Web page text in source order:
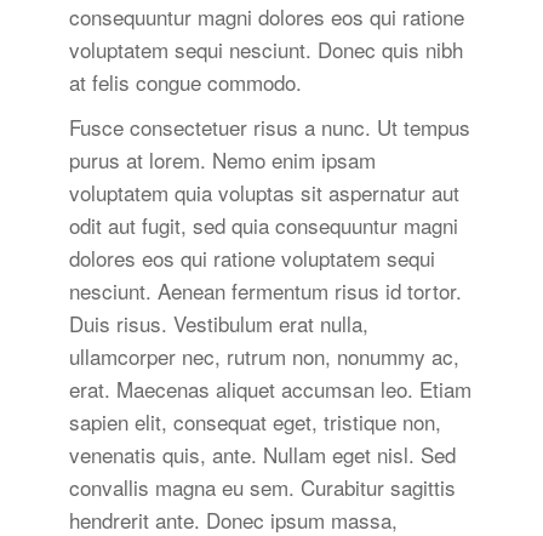
consequuntur magni dolores eos qui ratione
voluptatem sequi nesciunt. Donec quis nibh
at felis congue commodo.
Fusce consectetuer risus a nunc. Ut tempus
purus at lorem. Nemo enim ipsam
voluptatem quia voluptas sit aspernatur aut
odit aut fugit, sed quia consequuntur magni
dolores eos qui ratione voluptatem sequi
nesciunt. Aenean fermentum risus id tortor.
Duis risus. Vestibulum erat nulla,
ullamcorper nec, rutrum non, nonummy ac,
erat. Maecenas aliquet accumsan leo. Etiam
sapien elit, consequat eget, tristique non,
venenatis quis, ante. Nullam eget nisl. Sed
convallis magna eu sem. Curabitur sagittis
hendrerit ante. Donec ipsum massa,